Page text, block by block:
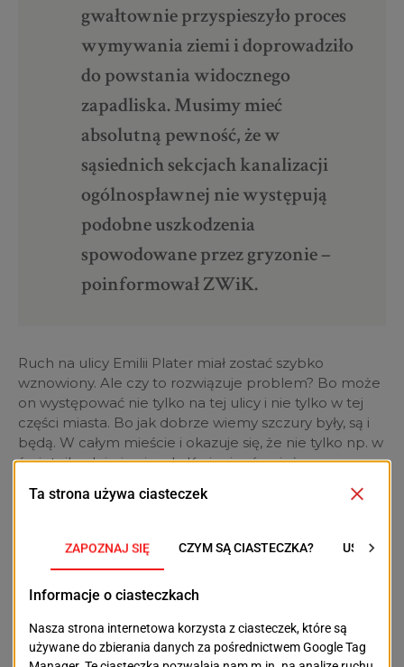
gwałtownie przyspieszyło proces
wymywania ziemi i doprowadziło
do powstania widocznego
zapadliska. Musimy mieć
absolutną pewność, że w
sąsiednich sekcjach kanalizacji
ogólnospławnej nie występują
podobne uszkodzenia
spowodowane przez gryzonie –
poinformował ZWiK.
Ruch na ulicy Emilii Plater miał zostać szybko
wznowiony. Ale czy to rozwiązuje problem? Bo może
on występować nie tylko na tej ulicy i nie tylko w tej
części miasta. Bo jak dobrze wiemy szczury były, są i
będą. W całym mieście i okazuje się, że nie tylko np. w
śmietnikach i piwnicach. Kryją się również w
rozwiązań, aby z nimi skutecznie walczyć. Może
wcześniej „Flecista z Hameln”, zwany także
„Szczurołapem z Hameln
niemieckie miasto nawiedziła plaga
Mieszkańcy nie mogąc sami sobie z nią poradzić,
wynajęli szczurołapa. Ale nie takiego zwykłego, który z
kijem i workiem biegał po mieście tłukąc gryzonie